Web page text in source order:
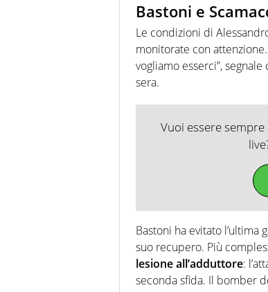
Bastoni e
Le condizioni di
monitorate con
vogliamo esserci”,
sera.
Vuoi essere
Bastoni ha evitato
suo recupero. Più
lesione all’adduttore:
seconda sfida. Il bomber